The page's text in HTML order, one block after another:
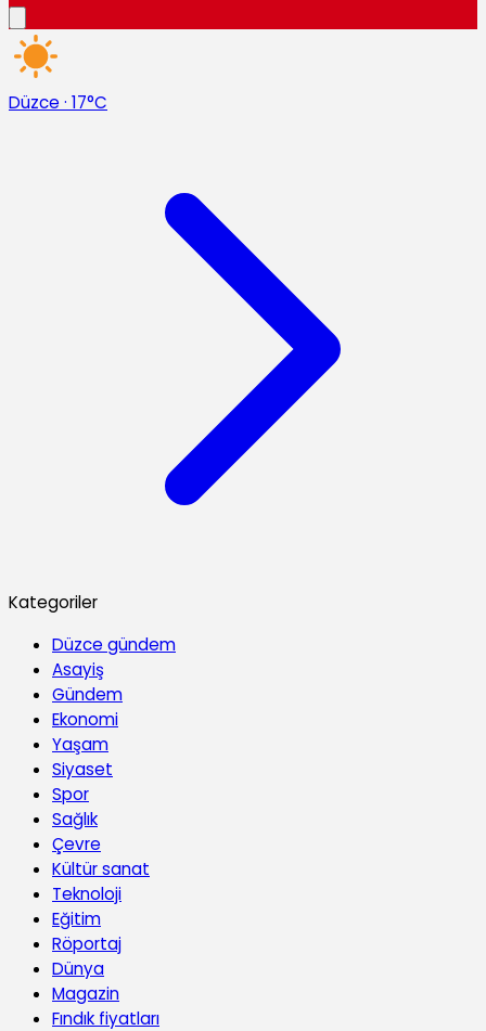
Düzce · 17°C
Kategoriler
Düzce gündem
Asayiş
Gündem
Ekonomi
Yaşam
Siyaset
Spor
Sağlık
Çevre
Kültür sanat
Teknoloji
Eğitim
Röportaj
Dünya
Magazin
Fındık fiyatları